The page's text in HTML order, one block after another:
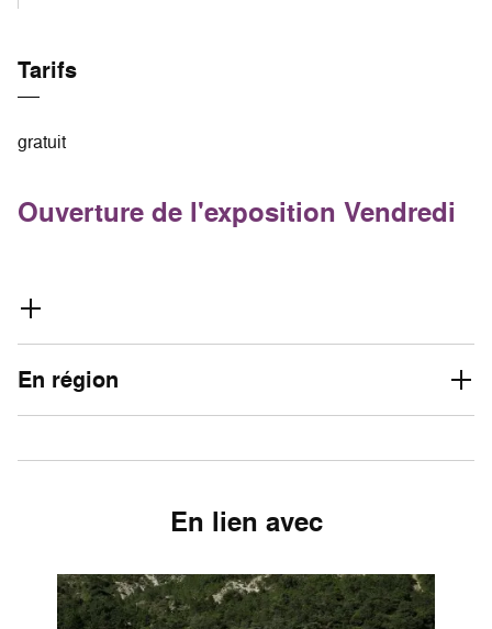
Tarifs
gratuit
Ouverture de l'exposition Vendredi
En région
En lien avec